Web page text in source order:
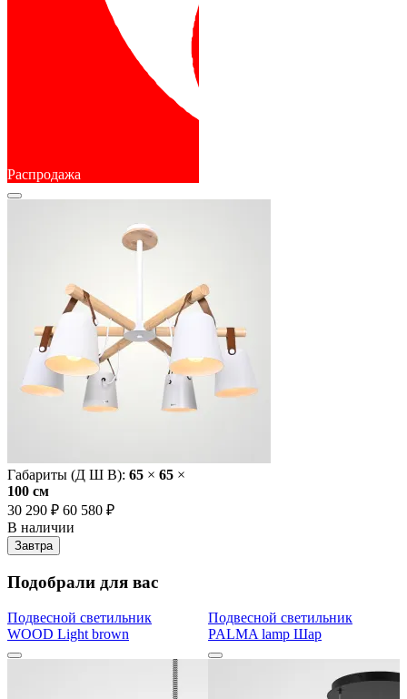
Распродажа
Габариты (Д Ш В): 65 × 65 ×
100 cм
30 290 ₽ 60 580 ₽
В наличии
Завтра
Подобрали для вас
Подвесной светильник
WOOD Light brown
Подвесной светильник
PALMA lamp Шар